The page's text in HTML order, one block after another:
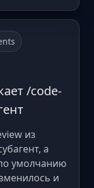
/code-
из
а
умолчанию
и